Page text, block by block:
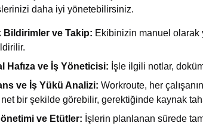
daha iyi yönetebilirsiniz.
Bildirimler ve Takip: Ekibinizin manuel olarak
Hafıza ve İş Yöneticisi: İşle ilgili notlar,
ve İş Yükü Analizi: Workroute, her
net bir şekilde görebilir, gerektiğinde kaynak
ve Etütler: İşlerin planlanan sürede